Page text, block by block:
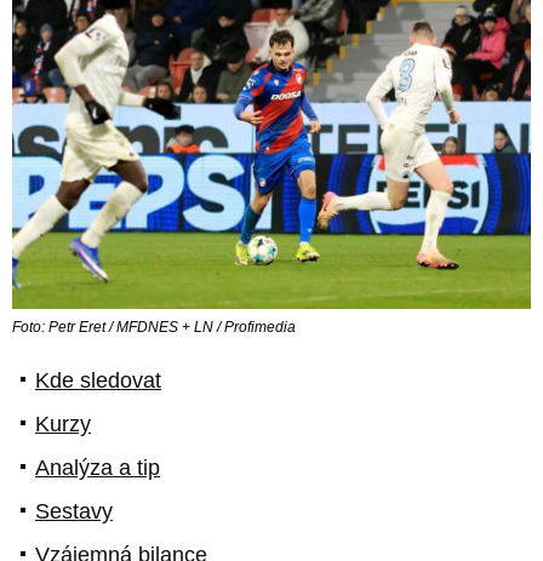
Foto: Petr Eret / MFDNES + LN / Profimedia
Kde sledovat
Kurzy
Analýza a tip
Sestavy
Vzájemná bilance